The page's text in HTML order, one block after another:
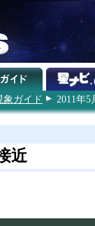
象ガイド 2011年5
近